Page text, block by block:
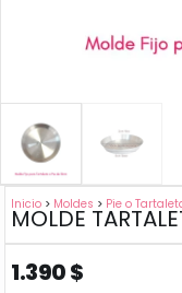
Inicio > Moldes > Pie o
MOLDE
1.390$